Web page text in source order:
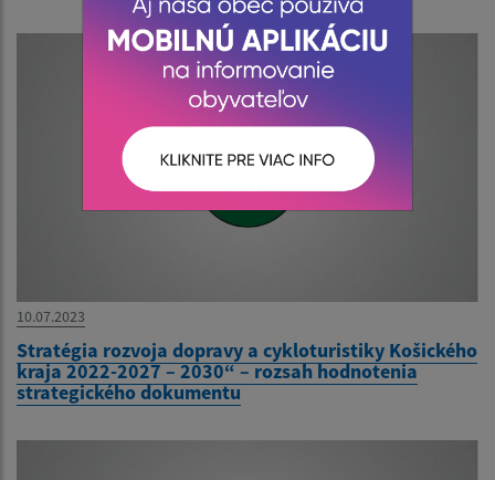
10.07.2023
Stratégia rozvoja dopravy a cykloturistiky Košického
kraja 2022-2027 – 2030“ – rozsah hodnotenia
strategického dokumentu